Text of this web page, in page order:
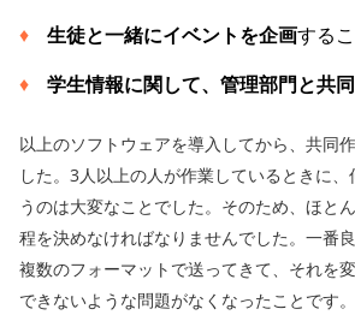
生徒と一緒にイベントを企画する
学生情報に関して、管理部門と共
以上のソフトウェアを導入してから、共同
した。3人以上の人が作業しているときに
うのは大変なことでした。そのため、ほと
程を決めなければなりませんでした。一番
複数のフォーマットで送ってきて、それを
できないような問題がなくなったことです。